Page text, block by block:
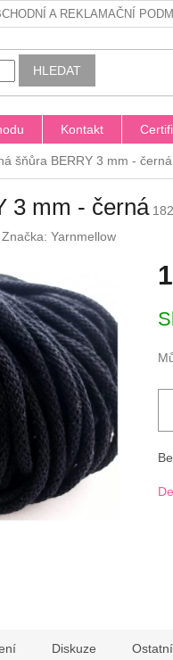
A REKLAMAČNÍ
HLEDAT
Kontakt
šňůra BERRY 3 mm - černá
3 mm - černá
Značka: Yarnmellow
Diskuze